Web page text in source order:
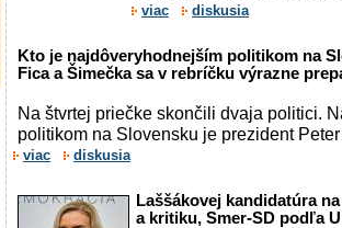
viac diskusia
Kto je najdôveryhodnejším politikom na
Fica a Šimečka sa v rebríčku výrazne
Na štvrtej priečke skončili dvaja politici.
politikom na Slovensku je prezident
viac diskusia
Laššákovej kandidatúra
a kritiku, Smer-SD podľa